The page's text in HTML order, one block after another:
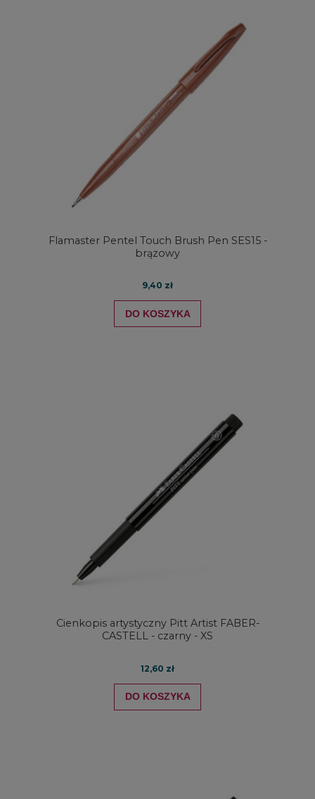
Flamaster Pentel Touch Brush Pen SES15 -
brązowy
9,40 zł
DO KOSZYKA
Cienkopis artystyczny Pitt Artist FABER-
CASTELL - czarny - XS
12,60 zł
DO KOSZYKA